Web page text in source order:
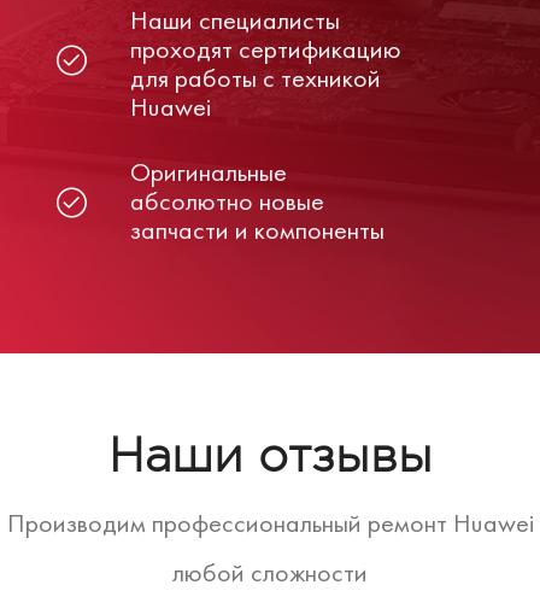
Наши специалисты
проходят сертификацию
для работы с техникой
Huawei
Оригинальные
абсолютно новые
запчасти и компоненты
Наши отзывы
Производим профессиональный ремонт Huawei
любой сложности